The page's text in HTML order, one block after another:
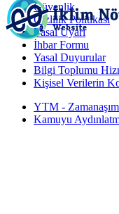
Güvenlik
Gizlilik Politikası
Yasal Uyarı
İhbar Formu
Yasal Duyurular
Bilgi Toplumu
Kişisel Verilerin
YTM -
Kamuyu